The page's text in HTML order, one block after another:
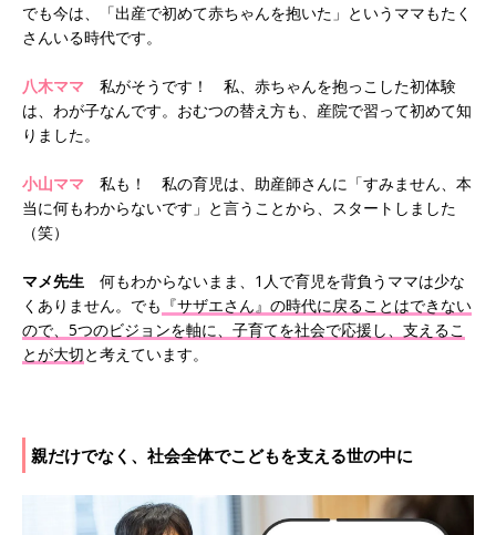
でも今は、「出産で初めて赤ちゃんを抱いた」というママもたく
さんいる時代です。
八木ママ 私がそうです！ 私、赤ちゃんを抱っこした初体験
は、わが子なんです。おむつの替え方も、産院で習って初めて知
りました。
小山ママ 私も！ 私の育児は、助産師さんに「すみません、本
当に何もわからないです」と言うことから、スタートしました
（笑）
マメ先生 何もわからないまま、1人で育児を背負うママは少な
くありません。でも 『サザエさん』の時代に戻ることはできない
ので、5つのビジョンを軸に、子育てを社会で応援し、支えるこ
とが大切と考えています。
親だけでなく、社会全体でこどもを支える世の中に